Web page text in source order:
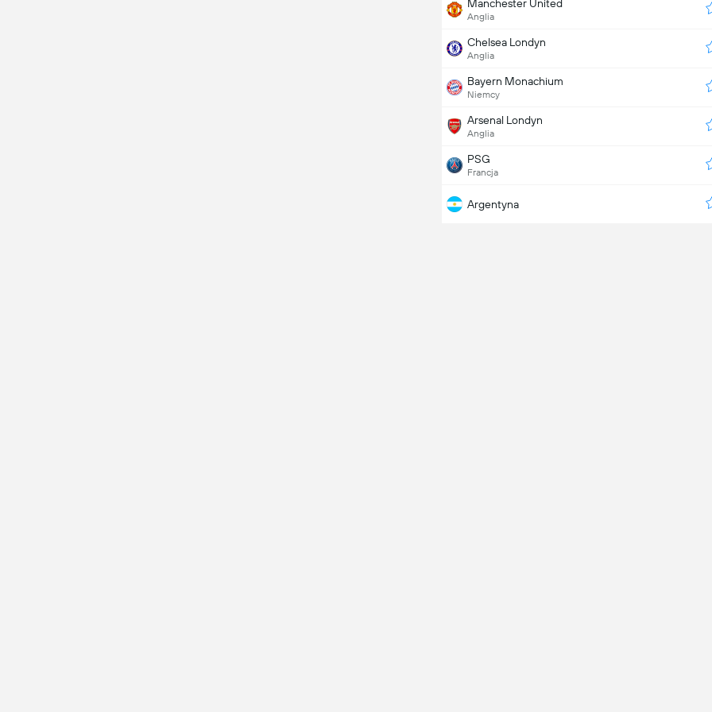
Manchester United
Anglia
Chelsea Londyn
Anglia
Bayern Monachium
Niemcy
Arsenal Londyn
Anglia
PSG
Francja
Argentyna